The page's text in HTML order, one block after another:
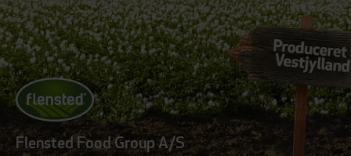
Flensted Food Group A/S